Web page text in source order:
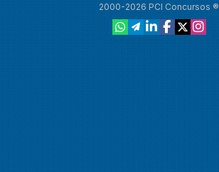
2000-2026 PCI Concursos ®